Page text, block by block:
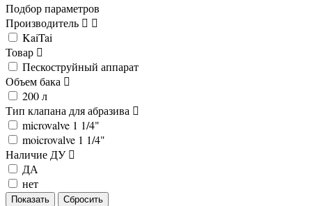
Подбор параметров
Производитель
KaiTai
Товар
Пескоструйный аппарат
Объем бака
200 л
Тип клапана для абразива
microvalve 1 1/4"
moicrovalve 1 1/4"
Наличие ДУ
ДА
нет